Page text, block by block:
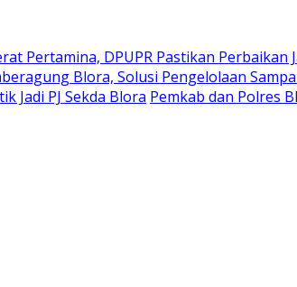
Pertamina, DPUPR Pastikan Perbaikan
Blora, Solusi Pengelolaan
Jadi PJ Sekda Blora Pemkab dan Polres